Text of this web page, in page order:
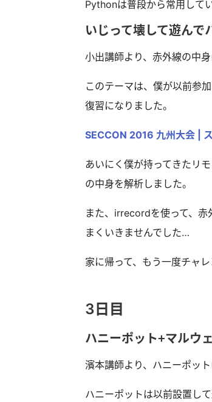
Pythonは普段から常用して
いじって壊して遊んで
小出講師より、赤外線の中
このテーマは、僕が以前参
復習になりました。
SECCON 2016 九州大会 |
あいにく僕が持ってきたリ
の中身を解析しました。
また、irrecordを使って、赤
まくいきませんでした…
家に帰って、もう一度チャ
3日目
ハニーポット＋マルウ
濱本講師より、ハニーポッ
ハニーポットは以前設置し